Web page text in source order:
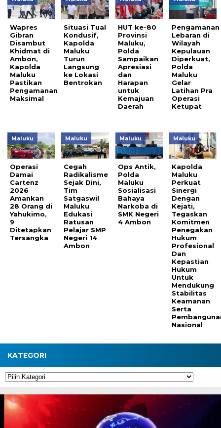
Wapres
Gibran
Disambut
Khidmat di
Ambon,
Kapolda
Maluku
Pastikan
Pengamanan
Maksimal
Situasi Tual
Kondusif,
Kapolda
Maluku
Turun
Langsung
ke Lokasi
Bentrokan
HUT ke-80
Provinsi
Maluku,
Polda
Sampaikan
Apresiasi
dan
Harapan
untuk
Kemajuan
Daerah
Pengamanan
Lebaran di
Wilayah
Kepulauan
Diperkuat,
Polda
Maluku
Gelar
Latihan Pra
Operasi
Ketupat
Maluku
Operasi
Damai
Cartenz
2026
Amankan
28 Orang di
Yahukimo,
9
Ditetapkan
Tersangka
Maluku
Cegah
Radikalisme
Sejak Dini,
Tim
Satgaswil
Maluku
Edukasi
Ratusan
Pelajar SMP
Negeri 14
Ambon
Maluku
Ops Antik,
Polda
Maluku
Sosialisasi
Bahaya
Narkoba di
SMK Negeri
4 Ambon
Maluku
Kapolda
Maluku
Perkuat
Sinergi
Dengan
Kejati,
Tegaskan
Komitmen
Penegakan
Hukum
Profesional
Dan
Kepastian
Hukum
Untuk
Mendukung
Stabilitas
Keamanan
Serta
Nasional
KATEGORI
Kategori
Pemutar
Video